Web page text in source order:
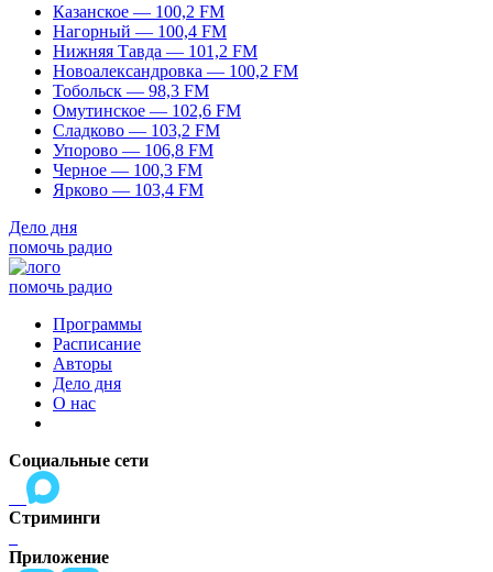
Казанское — 100,2 FM
Нагорный — 100,4 FM
Нижняя Тавда — 101,2 FM
Новоалександровка — 100,2 FM
Тобольск — 98,3 FM
Омутинское — 102,6 FM
Сладково — 103,2 FM
Упорово — 106,8 FM
Черное — 100,3 FM
Ярково — 103,4 FM
Дело дня
помочь радио
помочь радио
Программы
Расписание
Авторы
Дело дня
О нас
Социальные сети
Стриминги
Приложение